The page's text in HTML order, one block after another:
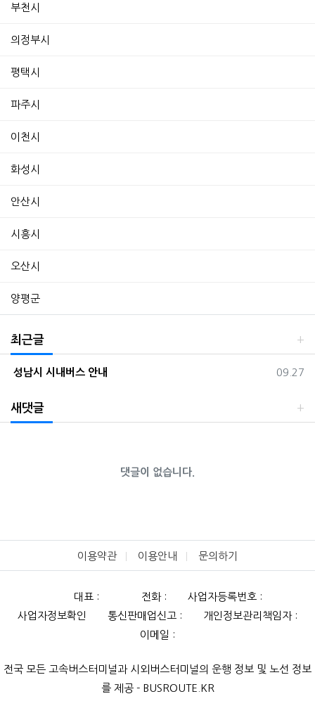
부천시
의정부시
평택시
파주시
이천시
화성시
안산시
시흥시
오산시
양평군
최근글
등록일
09.27
성남시 시내버스 안내
새댓글
댓글이 없습니다.
이용약관 이용안내 문의하기
대표 : 전화 :
사업자등록번호 :
사업자정보확인
통신판매업신고 :
개인정보관리책임자 :
이메일 :
전국 모든 고속버스터미널과 시외버스터미널의 운행 정보 및 노선 정보
를 제공 - BUSROUTE.KR